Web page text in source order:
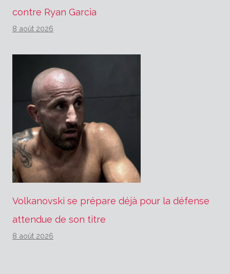
contre Ryan Garcia
8 août 2026
Volkanovski se prépare déjà pour la défense
attendue de son titre
8 août 2026